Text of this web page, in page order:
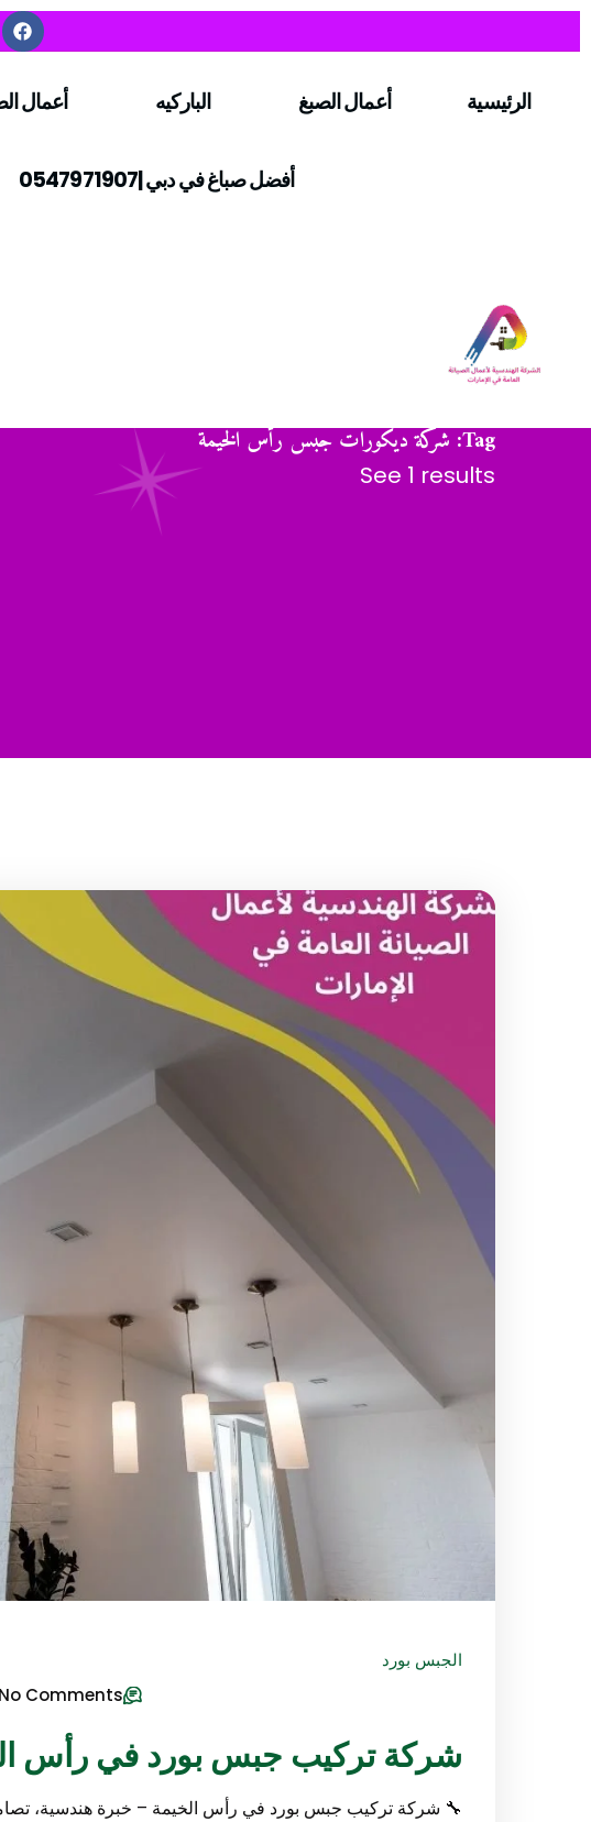
الرئيسية أعمال الصبغ الباركيه أعمال
أفضل صباغ في دبي |0547971907
Tag: شركة ديكورات جبس رأس الخيمة
See 1 results
الجبس بورد
No Comments
شركة تركيب جبس بورد في رأس الخيمة/
🔧 شركة تركيب جبس بورد في رأس الخيمة – خبرة هندسية،